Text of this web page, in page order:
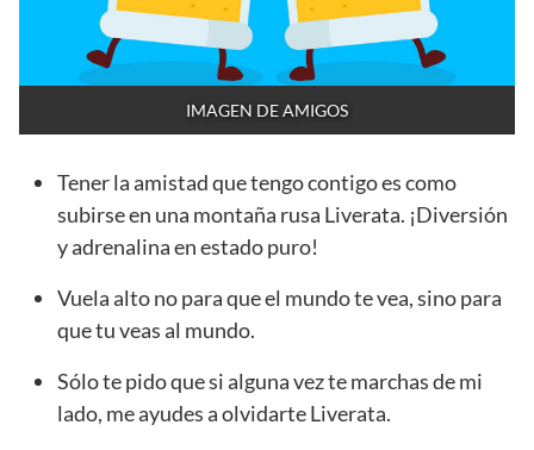
IMAGEN DE AMIGOS
Tener la amistad que tengo contigo es como
subirse en una montaña rusa Liverata. ¡Diversión
y adrenalina en estado puro!
Vuela alto no para que el mundo te vea, sino para
que tu veas al mundo.
Sólo te pido que si alguna vez te marchas de mi
lado, me ayudes a olvidarte Liverata.